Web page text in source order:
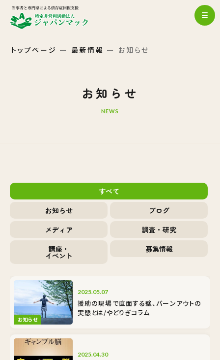
トップページ 最新情報 お知らせ
お知らせ
NEWS
すべて
お知らせ
ブログ
メディア
調査・研究
講座・
イベント
募集情報
お知らせ
2025.05.07
援助の現場で直面する壁、バーンアウトの
実態とは/やどりぎコラム
2025.04.30